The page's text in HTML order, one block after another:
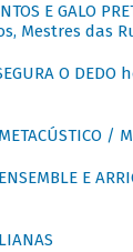
E GALO
Mestres das
O DEDO
/
E